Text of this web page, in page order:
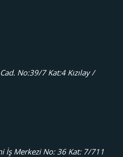
No:39/7 Kat:4 Kızılay /
İş Merkezi No: 36 Kat: 7/711